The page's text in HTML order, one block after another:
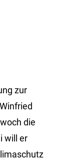
zur
die
will er